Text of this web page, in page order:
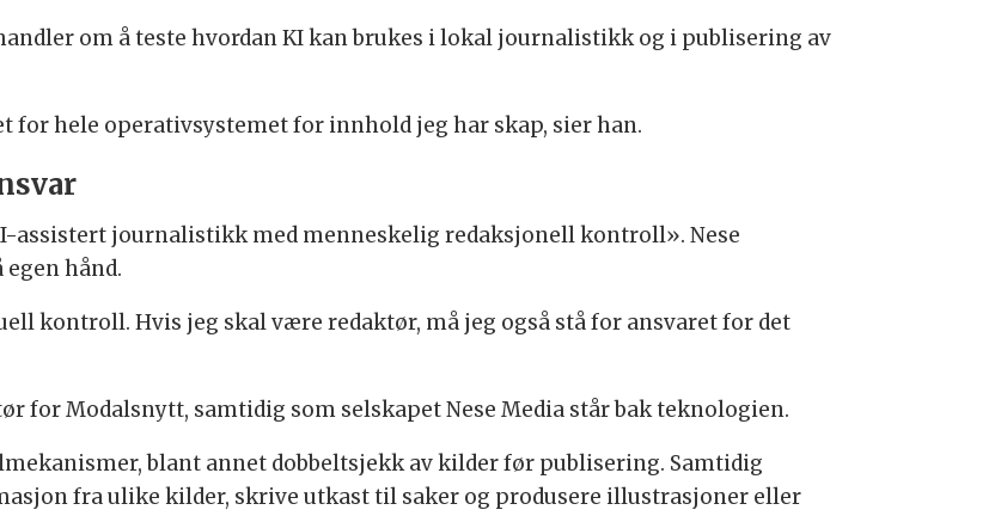
om å teste hvordan KI kan brukes i lokal journalistikk og i publisering av
for hele operativsystemet for innhold jeg har skap, sier han.
assistert journalistikk med menneskelig redaksjonell kontroll». Nese
hånd.
kontroll. Hvis jeg skal være redaktør, må jeg også stå for ansvaret for det
for Modalsnytt, samtidig som selskapet Nese Media står bak teknologien.
blant annet dobbeltsjekk av kilder før publisering. Samtidig
fra ulike kilder, skrive utkast til saker og produsere illustrasjoner eller